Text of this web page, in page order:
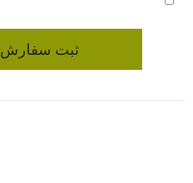
ثبت سفارش